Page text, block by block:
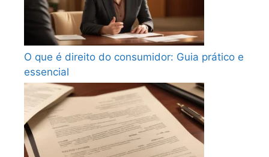
O que é direito do consumidor: Guia prático e
essencial